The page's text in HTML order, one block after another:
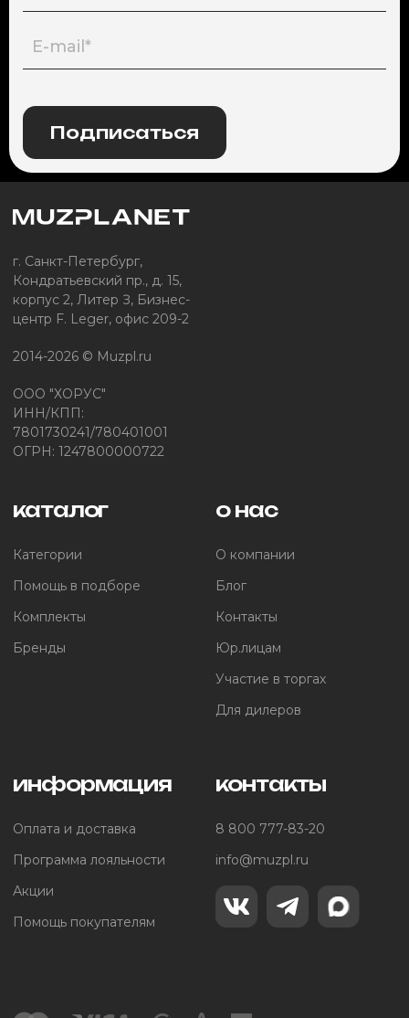
Подписаться
г. Санкт-Петербург,
Кондратьевский пр., д. 15,
корпус 2, Литер З, Бизнес-
центр F. Leger, офис 209-2
2014-2026 © Muzpl.ru
ООО "ХОРУС"
ИНН/КПП:
7801730241/780401001
ОГРН: 1247800000722
каталог
Категории
Помощь в подборе
Комплекты
Бренды
о нас
О компании
Блог
Контакты
Юр.лицам
Участие в торгах
Для дилеров
информация
Оплата и доставка
Программа лояльности
Акции
Помощь покупателям
контакты
8 800 777-83-20
info@muzpl.ru